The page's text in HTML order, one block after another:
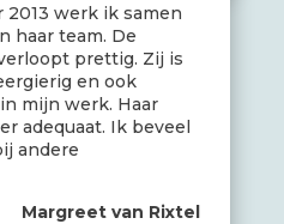
werk ik samen
haar team. De
prettig. Zij is
en ook
mijn werk. Haar
adequaat. Ik beveel
andere
Margreet van Rixtel